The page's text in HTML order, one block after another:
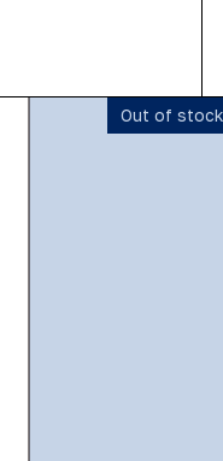
Out of stock